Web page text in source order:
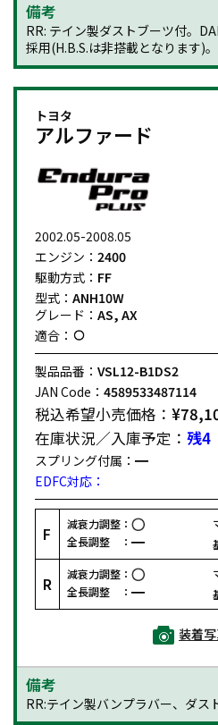
備考
RR: テイン製ダストブーツ付。
採用(H.B.S.は非搭載となります)。
トヨタ
アルファード
2002.05-2008.05
エンジン： 2400
駆動方式： FF
型式： ANH10W
グレード： AS, AX
適合：
製品品番： VSL12-B1DS2
JAN Code： 4589533487114
税込希望小売価格：
在庫状況／入庫予定： 残4
スプリング付属：
EDFC対応：
F
減衰力調整：
全長調整 ：
R
減衰力調整：
全長調整 ：
装着
備考
RR:テイン製バンプラバー、ダス